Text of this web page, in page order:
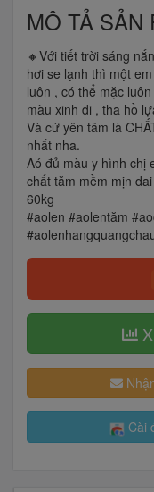
MÔ TẢ SẢN
🔸Với tiết trời sáng
hơi se lạnh thì một
luôn , có thể mặc
màu xinh đi , tha hồ
Và cứ yên tâm là
nhất nha.
Aó đủ màu y hình chị
chất tăm mềm mịn
60kg
#aolen #aolentăm
Cài